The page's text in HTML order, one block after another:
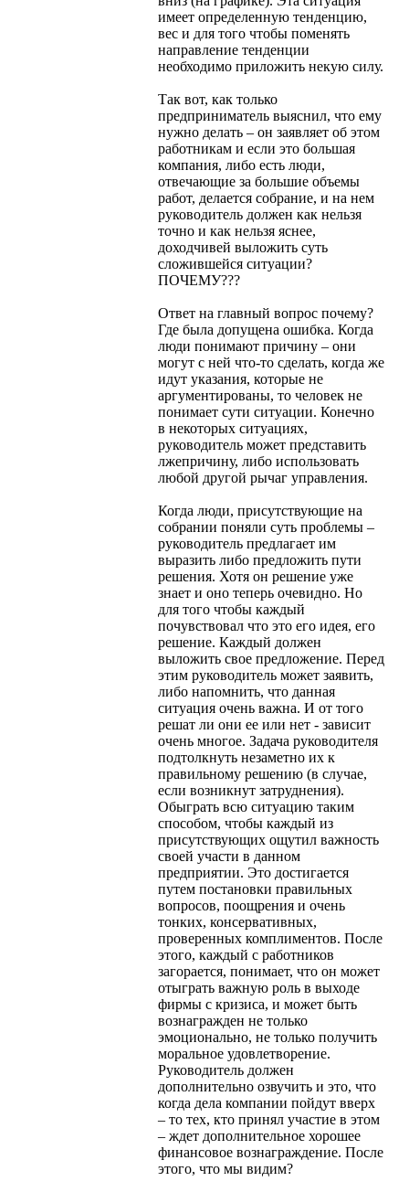
имеет определенную тенденцию,
вес и для того чтобы поменять
направление тенденции
необходимо приложить некую силу.
Так вот, как только
предприниматель выяснил, что ему
нужно делать – он заявляет об этом
работникам и если это большая
компания, либо есть люди,
отвечающие за большие объемы
работ, делается собрание, и на нем
руководитель должен как нельзя
точно и как нельзя яснее,
доходчивей выложить суть
сложившейся ситуации?
ПОЧЕМУ???
Ответ на главный вопрос почему?
Где была допущена ошибка. Когда
люди понимают причину – они
могут с ней что-то сделать, когда же
идут указания, которые не
аргументированы, то человек не
понимает сути ситуации. Конечно
в некоторых ситуациях,
руководитель может представить
лжепричину, либо использовать
любой другой рычаг управления.
Когда люди, присутствующие на
собрании поняли суть проблемы –
руководитель предлагает им
выразить либо предложить пути
решения. Хотя он решение уже
знает и оно теперь очевидно. Но
для того чтобы каждый
почувствовал что это его идея, его
решение. Каждый должен
выложить свое предложение. Перед
этим руководитель может заявить,
либо напомнить, что данная
ситуация очень важна. И от того
решат ли они ее или нет - зависит
очень многое. Задача руководителя
подтолкнуть незаметно их к
правильному решению (в случае,
если возникнут затруднения).
Обыграть всю ситуацию таким
способом, чтобы каждый из
присутствующих ощутил важность
своей участи в данном
предприятии. Это достигается
путем постановки правильных
вопросов, поощрения и очень
тонких, консервативных,
проверенных комплиментов. После
этого, каждый с работников
загорается, понимает, что он может
отыграть важную роль в выходе
фирмы с кризиса, и может быть
вознагражден не только
эмоционально, не только получить
моральное удовлетворение.
Руководитель должен
дополнительно озвучить и это, что
когда дела компании пойдут вверх
– то тех, кто принял участие в этом
– ждет дополнительное хорошее
финансовое вознаграждение. После
этого, что мы видим?